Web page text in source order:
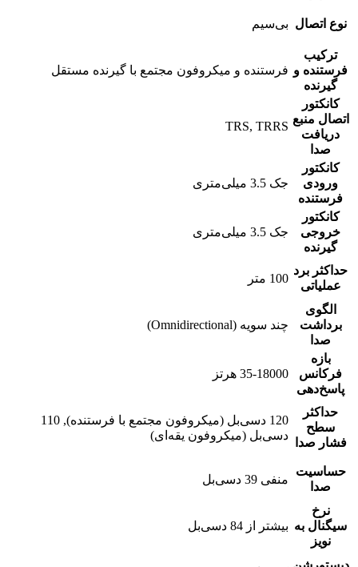
نوع اتصال بی‌سیم
ترکیب
فرستنده و
گیرنده
فرستنده و میکروفون مجتمع با گیرنده مستقل
کانکتور
اتصال منبع
دریافت
صدا
TRS, TRRS
کانکتور
ورودی
فرستنده
جک 3.5 میلی‌متری
کانکتور
خروجی
گیرنده
جک 3.5 میلی‌متری
حداکثر برد
عملیاتی
100 متر
الگوی
برداشت
صدا
چند سویه (Omnidirectional)
بازه
فرکانس
پاسخ‌دهی
35-18000 هرتز
حداکثر
سطح
فشار صدا
120 دسی‌بل (میکروفون مجتمع با فرستنده), 110
دسی‌بل (میکروفون یقه‌ای)
حساسیت
صدا
منفی 39 دسی‌بل
نرخ
سیگنال به
نویز
بیشتر از 84 دسی‌بل